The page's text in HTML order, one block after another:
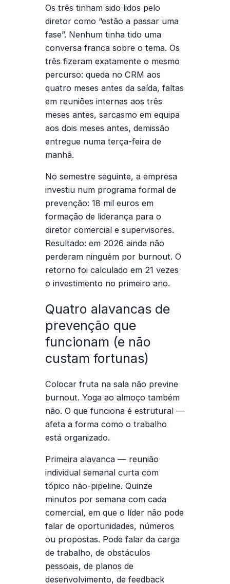
Os três tinham sido lidos pelo
diretor como “estão a passar uma
fase”. Nenhum tinha tido uma
conversa franca sobre o tema. Os
três fizeram exatamente o mesmo
percurso: queda no CRM aos
quatro meses antes da saída, faltas
em reuniões internas aos três
meses antes, sarcasmo em equipa
aos dois meses antes, demissão
entregue numa terça-feira de
manhã.
No semestre seguinte, a empresa
investiu num programa formal de
prevenção: 18 mil euros em
formação de liderança para o
diretor comercial e supervisores.
Resultado: em 2026 ainda não
perderam ninguém por burnout. O
retorno foi calculado em 21 vezes
o investimento no primeiro ano.
Quatro alavancas de
prevenção que
funcionam (e não
custam fortunas)
Colocar fruta na sala não previne
burnout. Yoga ao almoço também
não. O que funciona é estrutural —
afeta a forma como o trabalho
está organizado.
Primeira alavanca — reunião
individual semanal curta com
tópico não-pipeline. Quinze
minutos por semana com cada
comercial, em que o líder não pode
falar de oportunidades, números
ou propostas. Pode falar da carga
de trabalho, de obstáculos
pessoais, de planos de
desenvolvimento, de feedback